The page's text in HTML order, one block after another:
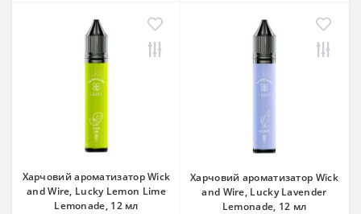
Харчовий ароматизатор Wick
and Wire, Lucky Lemon Lime
Lemonade, 12 мл
Харчовий ароматизатор Wick
and Wire, Lucky Lavender
Lemonade, 12 мл